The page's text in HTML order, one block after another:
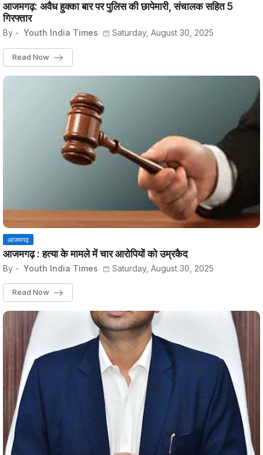
आजमगढ़: अवैध हुक्का बार पर पुलिस की छापेमारी, संचालक सहित 5
गिरफ्तार
By - Youth India Times Saturday, August 30, 2025
Read Now
आजमगढ़
आजमगढ़ : हत्या के मामले में चार आरोपियों को उम्रकैद
By - Youth India Times Saturday, August 30, 2025
Read Now